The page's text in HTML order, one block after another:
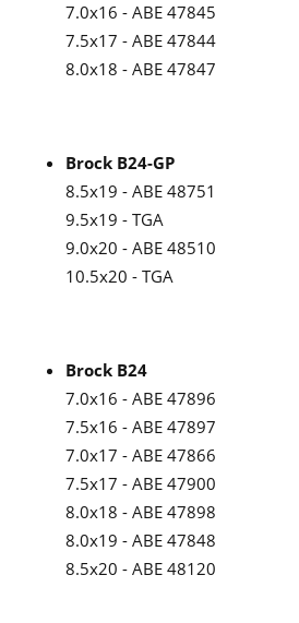
7.0x16 - ABE 47845
7.5x17 - ABE 47844
8.0x18 - ABE 47847
Brock B24-GP
8.5x19 - ABE 48751
9.5x19 - TGA
9.0x20 - ABE 48510
10.5x20 - TGA
Brock B24
7.0x16 - ABE 47896
7.5x16 - ABE 47897
7.0x17 - ABE 47866
7.5x17 - ABE 47900
8.0x18 - ABE 47898
8.0x19 - ABE 47848
8.5x20 - ABE 48120